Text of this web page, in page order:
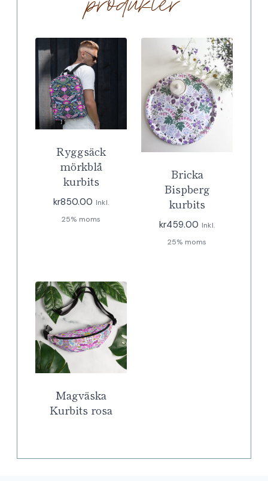
Ryggsäck
mörkblå
kurbits
kr850.00 Inkl.
25% moms
Bricka
Bispberg
kurbits
kr459.00 Inkl.
25% moms
Magväska
Kurbits rosa